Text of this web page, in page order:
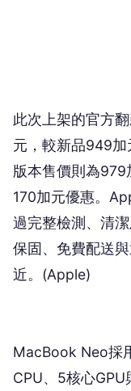
此次上架的官方
元，較新品949加
版本售價則為979
170加元優惠。
過完整檢測、清
保固、免費配送
近。(Apple)
MacBook Neo採
CPU、5核心